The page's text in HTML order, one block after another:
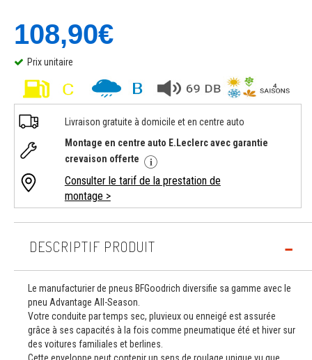
108,90€
Prix unitaire
Livraison gratuite à domicile et en centre auto
Montage en centre auto E.Leclerc avec garantie
crevaison offerte
Consulter le tarif de la prestation de
montage >
DESCRIPTIF PRODUIT
Le manufacturier de pneus BFGoodrich diversifie sa gamme avec le
pneu Advantage All-Season.
Votre conduite par temps sec, pluvieux ou enneigé est assurée
grâce à ses capacités à la fois comme pneumatique été et hiver sur
des voitures familiales et berlines.